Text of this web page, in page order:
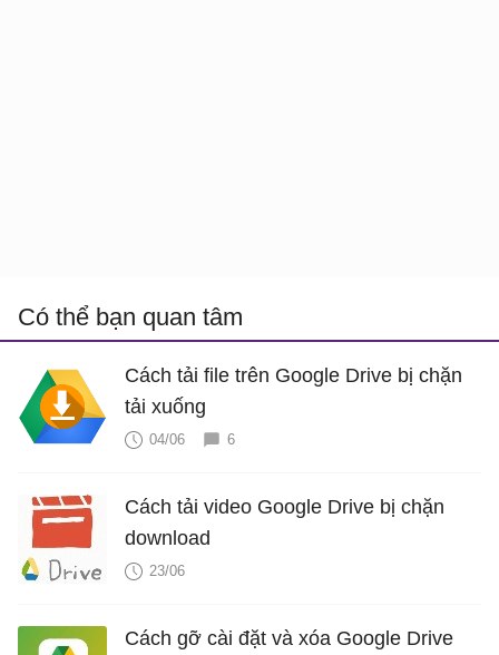
Có thể bạn quan tâm
Cách tải file trên Google Drive bị chặn
tải xuống
04/06 6
Cách tải video Google Drive bị chặn
download
23/06
Cách gỡ cài đặt và xóa Google Drive